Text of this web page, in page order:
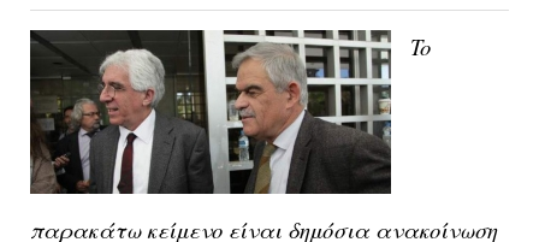
To
παρακάτω κείμενο είναι δημόσια ανακοίνωση